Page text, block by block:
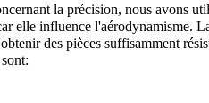
la précision, nous avons
elle influence l'aérodynamisme.
des pièces suffisamment